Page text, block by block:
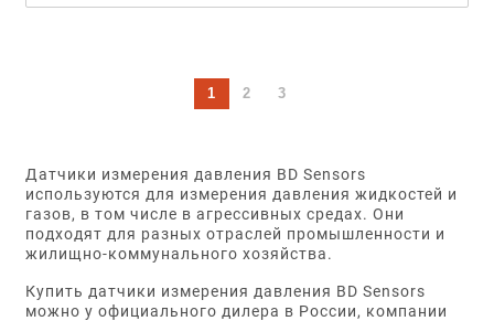
1 2 3
Датчики измерения давления BD Sensors
используются для измерения давления жидкостей и
газов, в том числе в агрессивных средах. Они
подходят для разных отраслей промышленности и
жилищно-коммунального хозяйства.
Купить датчики измерения давления BD Sensors
можно у официального дилера в России, компании